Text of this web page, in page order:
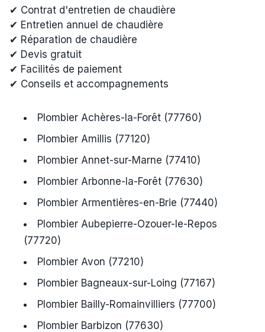
✔ Contrat d'entretien de chaudière
✔ Entretien annuel de chaudière
✔ Réparation de chaudière
✔ Devis gratuit
✔ Facilités de paiement
✔ Conseils et accompagnements
Plombier Achères-la-Forêt (77760)
Plombier Amillis (77120)
Plombier Annet-sur-Marne (77410)
Plombier Arbonne-la-Forêt (77630)
Plombier Armentières-en-Brie (77440)
Plombier Aubepierre-Ozouer-le-Repos
(77720)
Plombier Avon (77210)
Plombier Bagneaux-sur-Loing (77167)
Plombier Bailly-Romainvilliers (77700)
Plombier Barbizon (77630)